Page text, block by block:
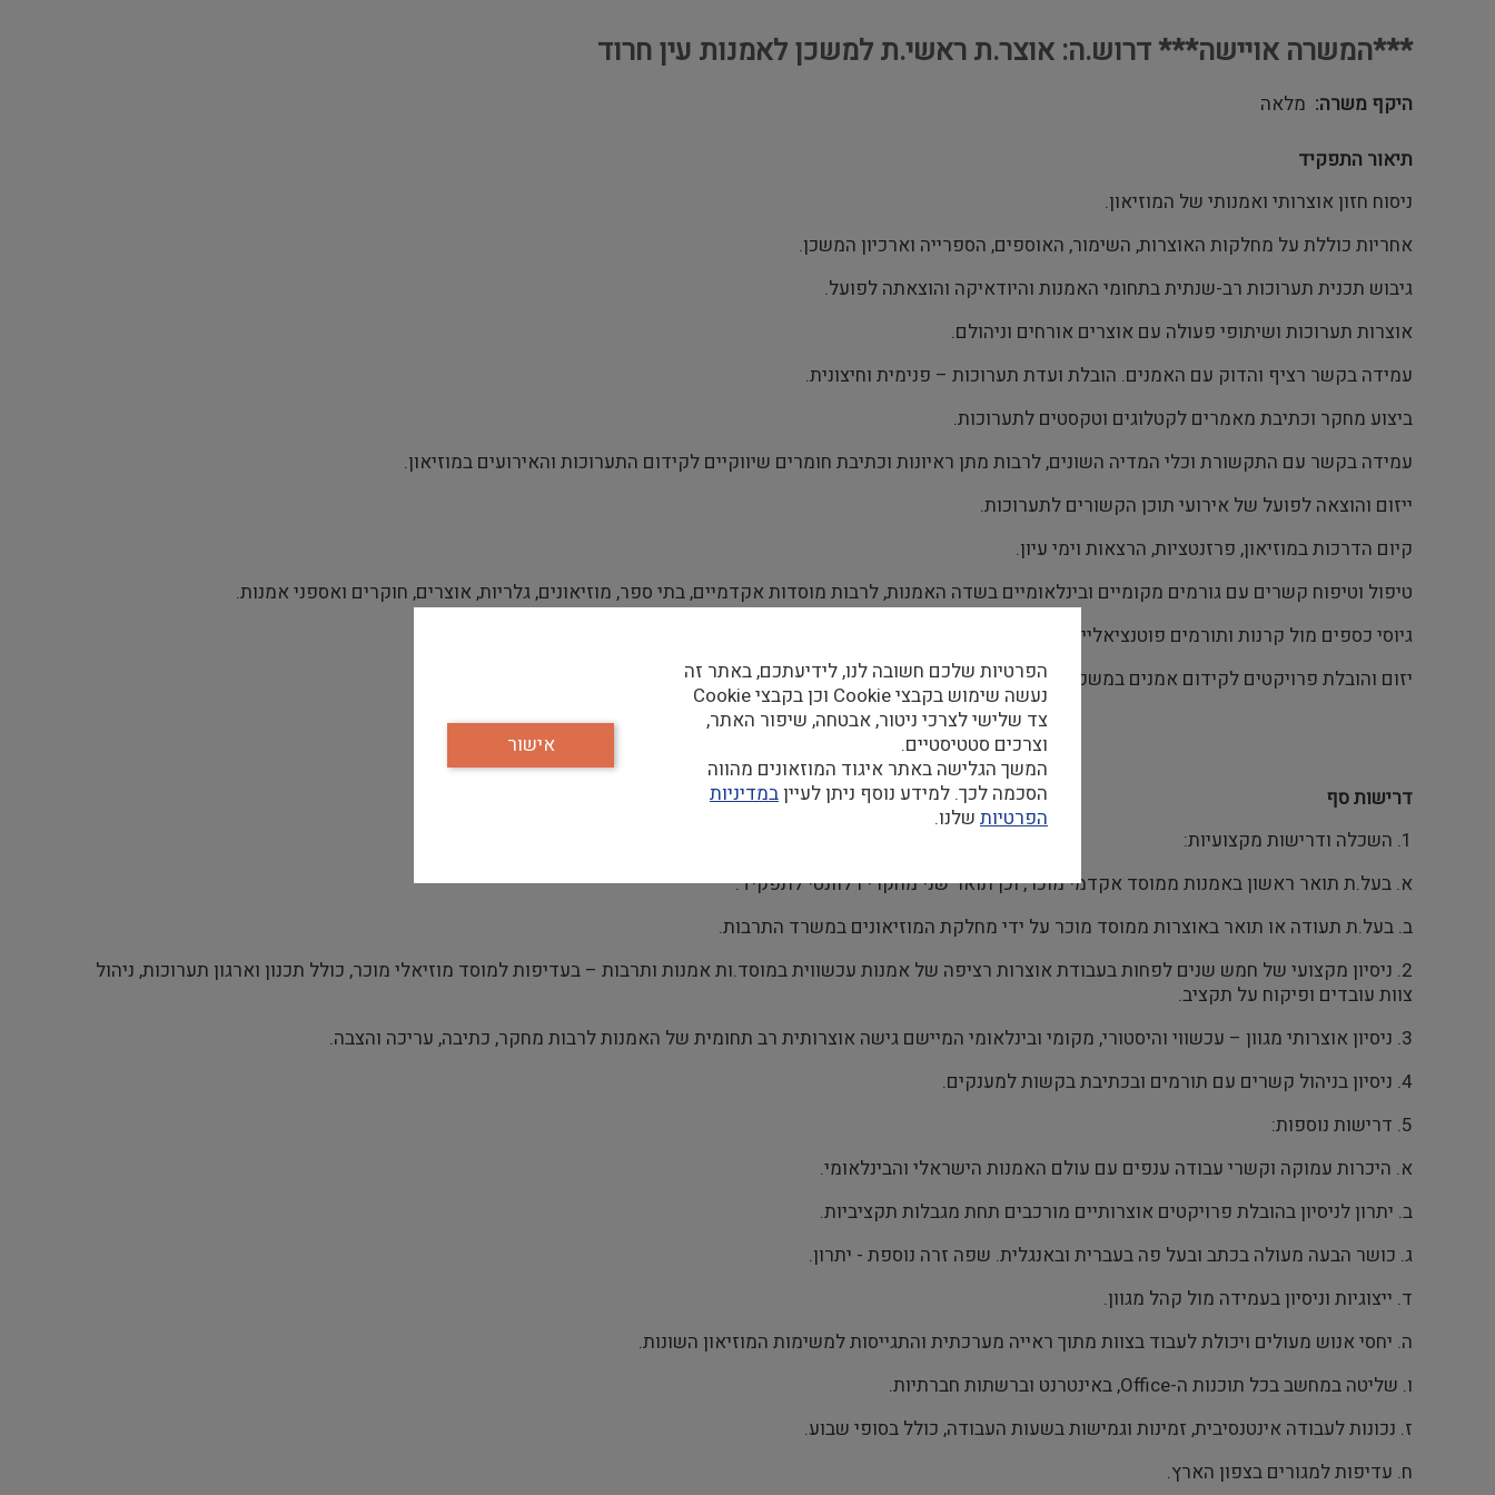
***המשרה אויישה*** דרוש.ה: אוצר.ת ראשי.ת למשכן לאמנות עין חרוד
היקף משרה מלאה
תיאור התפקיד
ניסוח חזון אוצרותי ואמנותי של המוזיאון.
אחריות כוללת על מחלקות האוצרות, השימור, האוספים, הספרייה וארכיון המשכן.
גיבוש תכנית תערוכות רב-שנתית בתחומי האמנות והיודאיקה והוצאתה לפועל.
אוצרות תערוכות ושיתופי פעולה עם אוצרים אורחים וניהולם.
עמידה בקשר רציף והדוק עם האמנים. הובלת ועדת תערוכות – פנימית וחיצונית.
ביצוע מחקר וכתיבת מאמרים לקטלוגים וטקסטים לתערוכות.
עמידה בקשר עם התקשורת וכלי המדיה השונים, לרבות מתן ראיונות וכתיבת חומרים שיווקיים לקידום התערוכות והאירועים במוזיאון.
ייזום והוצאה לפועל של אירועי תוכן הקשורים לתערוכות.
קיום הדרכות במוזיאון, פרזנטציות, הרצאות וימי עיון.
טיפול וטיפוח קשרים עם גורמים מקומיים ובינלאומיים בשדה האמנות, לרבות מוסדות אקדמיים, בתי ספר, מוזיאונים, גלריות, אוצרים, חוקרים ואספני אמנות.
גיוסי כספים מול קרנות ותורמים פוטנציאליים – פילנתרופיה וחסויות, בארץ ובחו"ל.
יזום והובלת פרויקטים לקידום אמנים במשכן וכן ליווי מתמחים ומתנדבים.
דרישות סף
1. השכלה ודרישות מקצועיות:
א. בעל.ת תואר ראשון באמנות ממוסד אקדמי מוכר, וכן תואר שני מחקרי רלוונטי לתפקיד.
ב. בעל.ת תעודה או תואר באוצרות ממוסד מוכר על ידי מחלקת המוזיאונים במשרד התרבות.
2. ניסיון מקצועי של חמש שנים לפחות בעבודת אוצרות רציפה של אמנות עכשווית במוסד.ות אמנות ותרבות – בעדיפות למוסד מוזיאלי מוכר, כולל תכנון וארגון תערוכות, ניהול
צוות עובדים ופיקוח על תקציב.
3. ניסיון אוצרותי מגוון – עכשווי והיסטורי, מקומי ובינלאומי המיישם גישה אוצרותית רב תחומית של האמנות לרבות מחקר, כתיבה, עריכה והצבה.
4. ניסיון בניהול קשרים עם תורמים ובכתיבת בקשות למענקים.
5. דרישות נוספות:
א. היכרות עמוקה וקשרי עבודה ענפים עם עולם האמנות הישראלי והבינלאומי.
ב. יתרון לניסיון בהובלת פרויקטים אוצרותיים מורכבים תחת מגבלות תקציביות.
ג. כושר הבעה מעולה בכתב ובעל פה בעברית ובאנגלית. שפה זרה נוספת - יתרון.
ד. ייצוגיות וניסיון בעמידה מול קהל מגוון.
ה. יחסי אנוש מעולים ויכולת לעבוד בצוות מתוך ראייה מערכתית והתגייסות למשימות המוזיאון השונות.
ו. שליטה במחשב בכל תוכנות ה-Office, באינטרנט וברשתות חברתיות.
ז. נכונות לעבודה אינטנסיבית, זמינות וגמישות בשעות העבודה, כולל בסופי שבוע.
ח. עדיפות למגורים בצפון הארץ.
הפרטיות שלכם חשובה לנו, לידיעתכם, באתר זה
נעשה שימוש בקבצי Cookie וכן בקבצי Cookie
צד שלישי לצרכי ניטור, אבטחה, שיפור האתר,
וצרכים סטטיסטיים.
המשך הגלישה באתר איגוד המוזאונים מהווה
הסכמה לכך. למידע נוסף ניתן לעייןבמדיניות
הפרטיות שלנו.
אישור